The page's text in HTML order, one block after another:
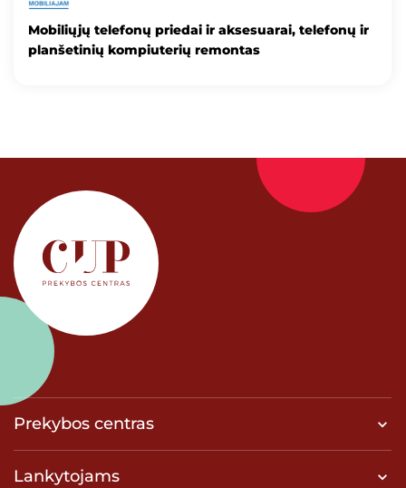
Mobiliųjų telefonų priedai ir aksesuarai, telefonų ir
planšetinių kompiuterių remontas
Prekybos centras
Lankytojams